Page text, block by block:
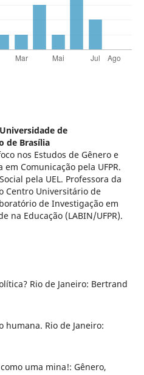
Universidade de
de Brasília
nos Estudos de Gênero e
Comunicação pela UFPR.
pela UEL. Professora da
Centro Universitário de
de Investigação em
na Educação (LABIN/UFPR).
Rio de Janeiro: Bertrand
humana. Rio de Janeiro:
uma mina!: Gênero,